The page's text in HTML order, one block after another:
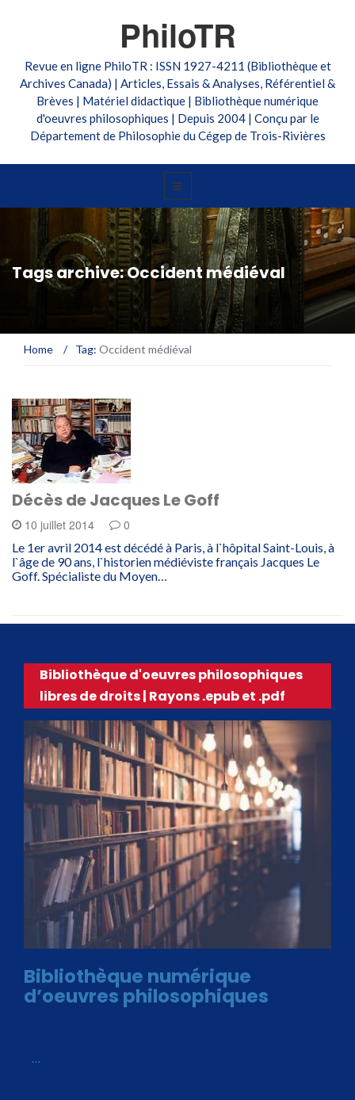
PhiloTR
Revue en ligne PhiloTR : ISSN 1927-4211 (Bibliothèque et
Archives Canada) | Articles, Essais & Analyses, Référentiel &
Brèves | Matériel didactique | Bibliothèque numérique
d'oeuvres philosophiques | Depuis 2004 | Conçu par le
Département de Philosophie du Cégep de Trois-Rivières
Tags archive: Occident médiéval
Home / Tag: Occident médiéval
Décès de Jacques Le Goff
10 juillet 2014 0
Le 1er avril 2014 est décédé à Paris, à l`hôpital Saint-Louis, à
l`âge de 90 ans, l`historien médiéviste français Jacques Le
Goff. Spécialiste du Moyen…
Bibliothèque d'oeuvres philosophiques
libres de droits | Rayons .epub et .pdf
Bibliothèque numérique
d’oeuvres philosophiques
…